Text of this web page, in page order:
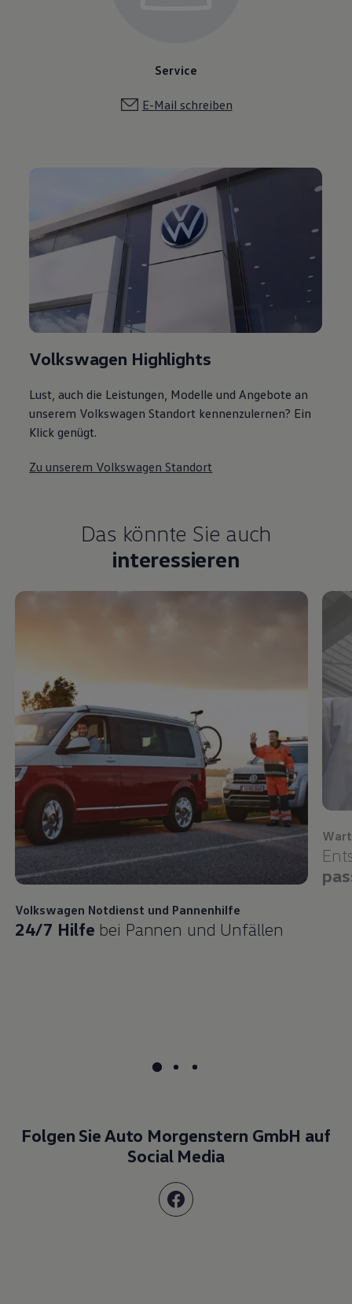
Service
E-Mail schreiben
Volkswagen Highlights
Lust, auch die Leistungen, Modelle und Angebote an
unserem Volkswagen Standort kennenzulernen? Ein
Klick genügt.
Zu unserem Volkswagen Standort
Das könnte Sie auch
interessieren
Volkswagen Notdienst und Pannenhilfe
24/7 Hilfe bei Pannen und Unfällen
Folgen Sie Auto Morgenstern GmbH auf
Social Media